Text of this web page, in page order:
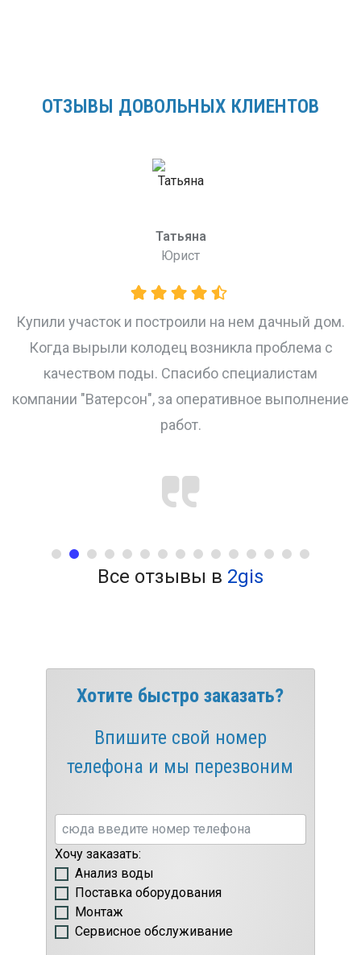
ОТЗЫВЫ ДОВОЛЬНЫХ КЛИЕНТОВ
Татьяна
Юрист
Купили участок и построили на нем дачный дом.
Когда вырыли колодец возникла проблема с
качеством поды. Спасибо специалистам
компании "Ватерсон", за оперативное выполнение
работ.
Все отзывы в 2gis
Хотите быстро заказать?
Впишите свой номер
телефона и мы перезвоним
Хочу заказать:
Анализ воды
Поставка оборудования
Монтаж
Сервисное обслуживание